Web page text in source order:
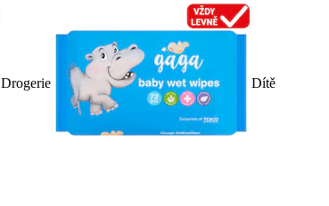
Drogerie Dítě